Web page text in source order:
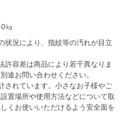
㎏
状況により、指紋等の汚れが目立
許容差は商品により若干異なりま
途お問い合わせください。
されています。小さなお子様やご
置場所や使用方法などについて取
くお使いいただけるよう安全面を